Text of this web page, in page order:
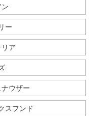
ー
ア
ウザー
スフンド